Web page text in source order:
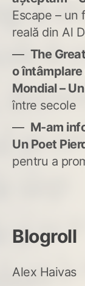
Escape – un
reală din Al
The
o întâmplare
Mondial –
între secole
M-am
Un Poet
pentru a
Blogroll
Alex Haivas